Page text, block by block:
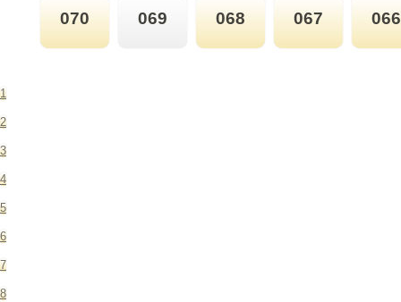
066
067
068
069
070
1
2
3
4
5
6
7
8